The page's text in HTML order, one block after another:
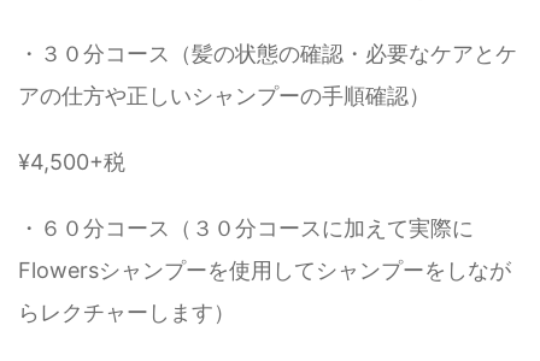
・３０分コース（髪の状態の確認・必要なケアとケ
アの仕方や正しいシャンプーの手順確認）
¥4,500+税
・６０分コース（３０分コースに加えて実際に
Flowersシャンプーを使用してシャンプーをしなが
らレクチャーします）